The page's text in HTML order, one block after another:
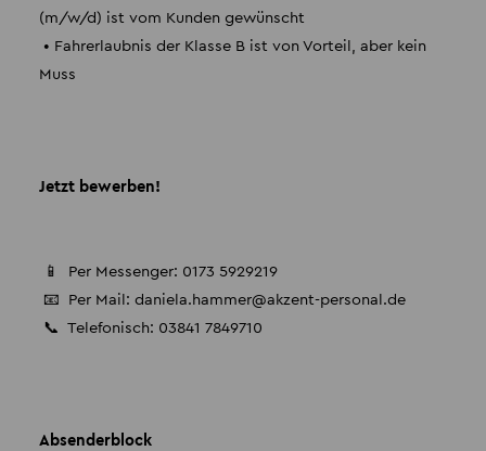
(m/w/d) ist vom Kunden gewünscht
• Fahrerlaubnis der Klasse B ist von Vorteil, aber kein
Muss
Jetzt bewerben!
📱 Per Messenger: 0173 5929219
📧 Per Mail: daniela.hammer@akzent-personal.de
📞 Telefonisch: 03841 7849710
Absenderblock